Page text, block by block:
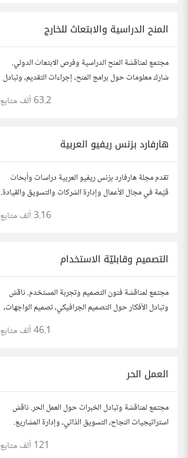
المنح الدراسية والابتعاث للخارج
مجتمع لمناقشة المنح الدراسية وفرص الابتعاث الدولي.
شارك معلومات حول برامج المنح، إجراءات التقديم، وتبادل
نصائح حول الدراسة في الخارج. استفد من تجارب الآخرين
63.2 ألف متابع
هارفارد بزنس ريفيو العربية
تقدم مجلة هارفارد بزنس ريفيو العربية دراسات وأبحاث
قيّمة في مجال الأعمال وإدارة الشركات والتسويق والقيادة.
3.16 ألف متابع
التصميم وقابليّة الاستخدام
مجتمع لمناقشة فنون التصميم وتجربة المستخدم. ناقش
وتبادل الأفكار حول التصميم الجرافيكي، تصميم الواجهات،
وقابلية الاستخدام. شارك أفكارك وأسئلتك، وتواصل مع
مصممين ومتخصصين في تحسين تجربة المستخدم.
46.1 ألف متابع
العمل الحر
مجتمع لمناقشة وتبادل الخبرات حول العمل الحر. ناقش
استراتيجيات النجاح، التسويق الذاتي، وإدارة المشاريع.
شارك قصصك، نصائحك، وأسئلتك، وتواصل مع محترفين
121 ألف متابع